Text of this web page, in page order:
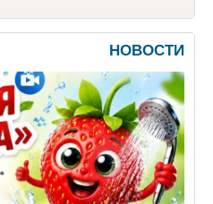
НОВОСТИ